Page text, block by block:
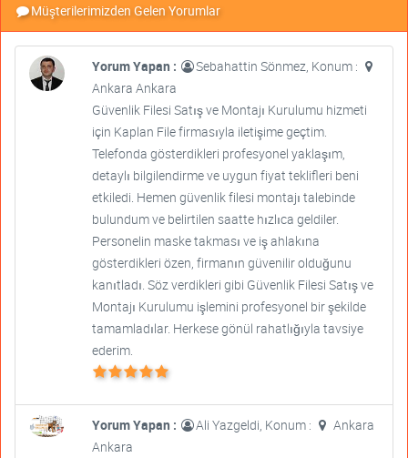
Müşterilerimizden Gelen Yorumlar
Yorum Yapan :
Sebahattin Sönmez, Konum :
Ankara Ankara
Güvenlik Filesi Satış ve Montajı Kurulumu hizmeti
için Kaplan File firmasıyla iletişime geçtim.
Telefonda gösterdikleri profesyonel yaklaşım,
detaylı bilgilendirme ve uygun fiyat teklifleri beni
etkiledi. Hemen güvenlik filesi montajı talebinde
bulundum ve belirtilen saatte hızlıca geldiler.
Personelin maske takması ve iş ahlakına
gösterdikleri özen, firmanın güvenilir olduğunu
kanıtladı. Söz verdikleri gibi Güvenlik Filesi Satış ve
Montajı Kurulumu işlemini profesyonel bir şekilde
tamamladılar. Herkese gönül rahatlığıyla tavsiye
ederim.
Yorum Yapan : Ali Yazgeldi, Konum :
Ankara
Ankara